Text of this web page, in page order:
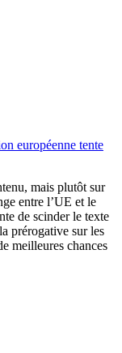
européenne tente
mais plutôt sur
entre l’UE et le
de scinder le texte
prérogative sur les
meilleures chances